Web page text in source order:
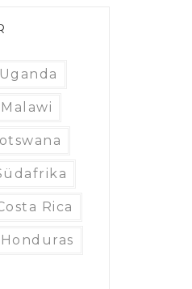
Rica
Honduras